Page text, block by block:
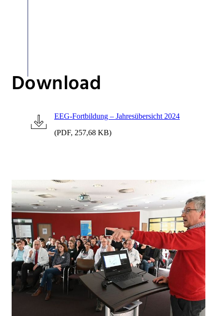
Download
EEG-Fortbildung – Jahresübersicht 2024
(PDF, 257,68 KB)